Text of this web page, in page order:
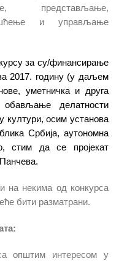
представљање,
и управљање
за су/финансирање
2017. годину (у даљем
уметничка и друга
делатности
култури, осим установа
Србија, аутономна
стим да се пројекат
на некима од конкурса
бити разматрани.
општим интересом у